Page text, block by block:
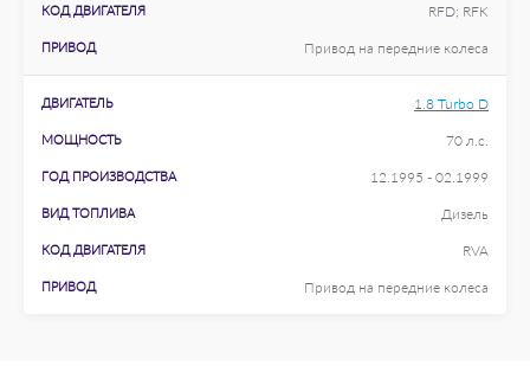
КОД ДВИГАТЕЛЯ RFD; RFK
ПРИВОД Привод на передние колеса
ДВИГАТЕЛЬ 1.8 Turbo D
МОЩНОСТЬ 70 л.с.
ГОД ПРОИЗВОДСТВА 12.1995 - 02.1999
ВИД ТОПЛИВА Дизель
КОД ДВИГАТЕЛЯ RVA
ПРИВОД Привод на передние колеса